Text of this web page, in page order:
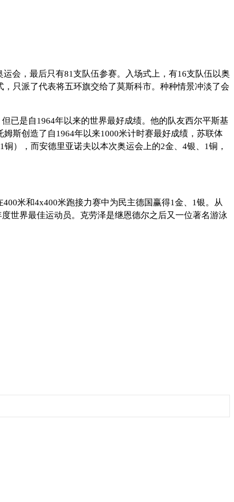
会，最后只有81支队伍参赛。入场式上，有16支队伍以奥
只派了代表将五环旗交给了莫斯科市。种种情景冲淡了会
已是自1964年以来的世界最好成绩。他的队友西尔平斯基
斯创造了自1964年以来1000米计时赛最好成绩，苏联体
），而安德里亚诺夫以本次奥运会上的2金、4银、1铜，
米和4x400米跑接力赛中为民主德国赢得1金、1银。从
世界最佳运动员。克劳泽是继恩德尔之后又一位著名游泳